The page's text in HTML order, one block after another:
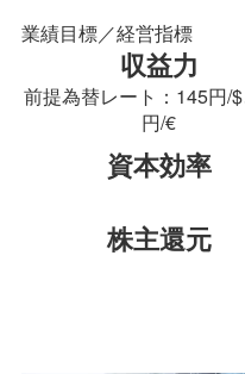
業績目標／経営指標
収益力
前提為替レート：145円/
円/€
資本効率
株主還元